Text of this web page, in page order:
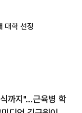
대학 선정
까지"…근육병 학